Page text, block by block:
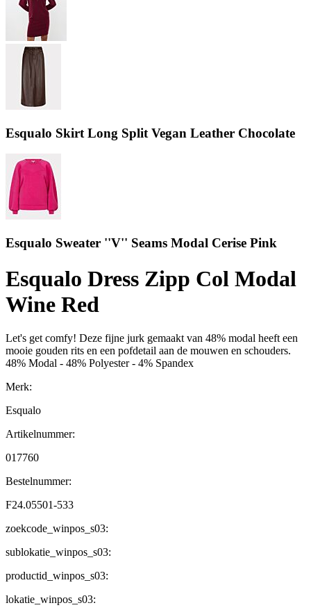
Esqualo Skirt Long Split Vegan Leather Chocolate
Esqualo Sweater ''V'' Seams Modal Cerise Pink
Esqualo Dress Zipp Col Modal
Wine Red
Let's get comfy! Deze fijne jurk gemaakt van 48% modal heeft een
mooie gouden rits en een pofdetail aan de mouwen en schouders.
48% Modal - 48% Polyester - 4% Spandex
Merk:
Esqualo
Artikelnummer:
017760
Bestelnummer:
F24.05501-533
zoekcode_winpos_s03:
sublokatie_winpos_s03:
productid_winpos_s03:
lokatie_winpos_s03: